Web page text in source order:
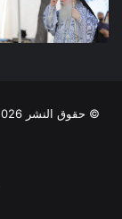
© حقوق النشر 2026، جميع الحقوق محفوظة | أُردُني - مِصداقِيةُ الخَبَر